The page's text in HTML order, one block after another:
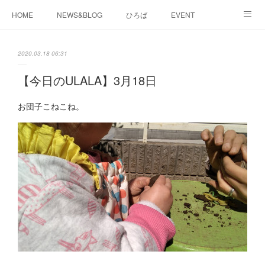
HOME NEWS&BLOG ひろば EVENT
2020.03.18 06:31
【今日のULALA】3月18日
お団子こねこね。